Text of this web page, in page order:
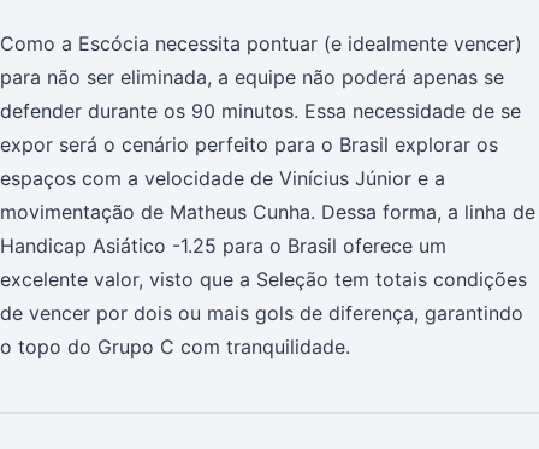
Como a Escócia necessita pontuar (e idealmente vencer)
para não ser eliminada, a equipe não poderá apenas se
defender durante os 90 minutos. Essa necessidade de se
expor será o cenário perfeito para o Brasil explorar os
espaços com a velocidade de Vinícius Júnior e a
movimentação de Matheus Cunha. Dessa forma, a linha de
Handicap Asiático -1.25 para o Brasil oferece um
excelente valor, visto que a Seleção tem totais condições
de vencer por dois ou mais gols de diferença, garantindo
o topo do Grupo C com tranquilidade.